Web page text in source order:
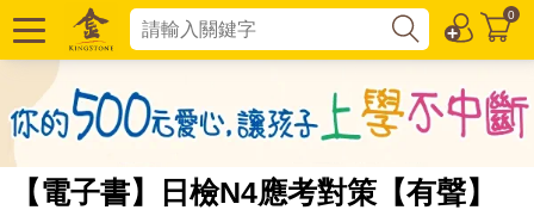
0
【電子書】日檢N4應考對策【有聲】